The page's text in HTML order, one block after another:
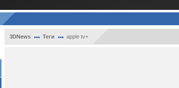
3DNews Теги apple tv+